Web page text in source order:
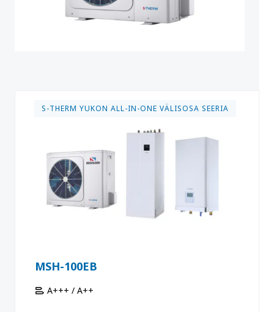
S-THERM YUKON ALL-IN-ONE VÄLISOSA SEERIA
MSH-100EB
A+++ / A++